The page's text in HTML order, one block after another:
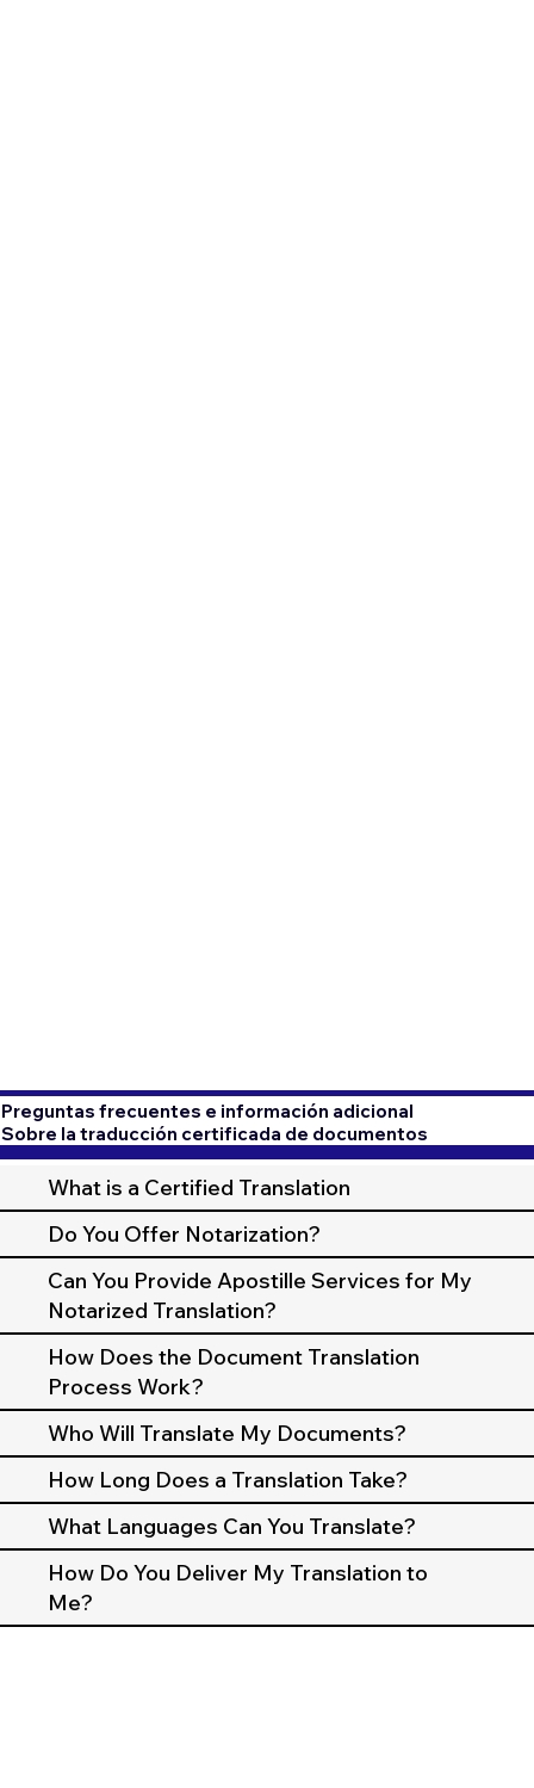
Preguntas frecuentes e información adicional
Sobre la traducción certificada de documentos
What is a Certified Translation
Do You Offer Notarization?
Can You Provide Apostille Services for My
Notarized Translation?
How Does the Document Translation
Process Work?
Who Will Translate My Documents?
How Long Does a Translation Take?
What Languages Can You Translate?
How Do You Deliver My Translation to
Me?